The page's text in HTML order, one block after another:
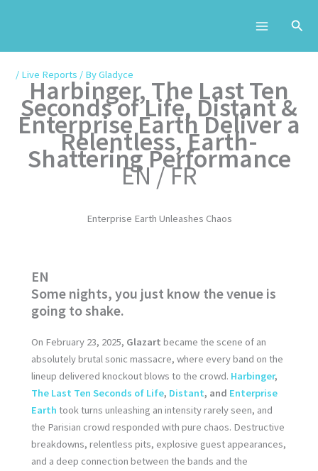
/ Live Reports / ByGladyce
Harbinger, The Last Ten
Seconds of Life, Distant &
Enterprise Earth Deliver a
Relentless, Earth-
Shattering Performance
EN / FR
Enterprise Earth Unleashes Chaos
EN
Some nights, you just know the venue is
going to shake.
On February 23, 2025, Glazart became the scene of an
absolutely brutal sonic massacre, where every band on the
lineup delivered knockout blows to the crowd. Harbinger,
The Last Ten Seconds of Life, Distant, and Enterprise
Earth took turns unleashing an intensity rarely seen, and
the Parisian crowd responded with pure chaos. Destructive
breakdowns, relentless pits, explosive guest appearances,
and a deep connection between the bands and the